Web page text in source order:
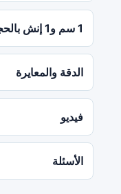
1 سم و1 إنش بالحجم الحقيقي
الدقة والمعايرة
فيديو
الأسئلة